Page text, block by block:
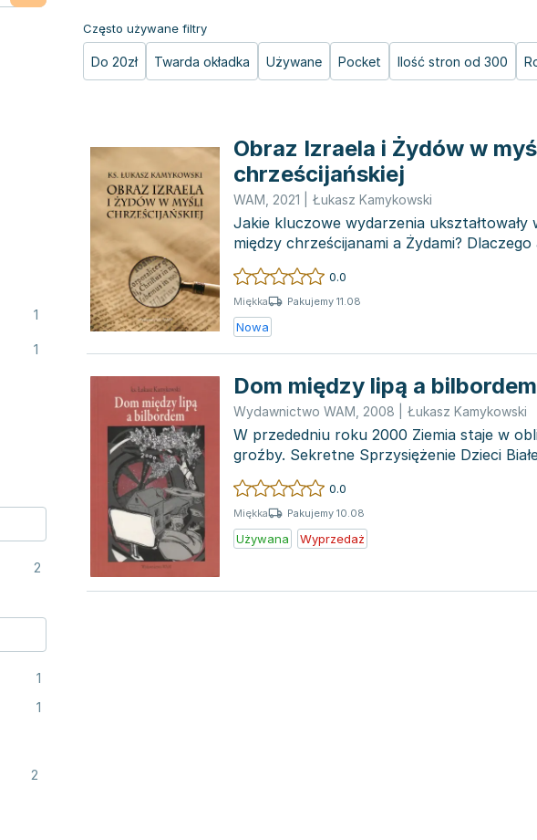
1
1
2
1
1
2
Często używane filtry
Do 20zł Twarda okładka Używane Pocket Ilość stron od 300
Obraz Izraela i Żydów w
chrześcijańskiej
WAM 2021 Łukasz Kamykowski
Jakie kluczowe wydarzenia ukształtowały
między chrześcijanami a Żydami?
i chrze...
0.0
Miękka Pakujemy 11.08
Nowa
Dom między lipą a bilbordem
Wydawnictwo WAM 2008 Łukasz Kamykowski
W przededniu roku 2000 Ziemia staje w
groźby. Sekretne Sprzysiężenie Dzieci
obserwujące naszą...
0.0
Miękka Pakujemy 10.08
Używana Wyprzedaż